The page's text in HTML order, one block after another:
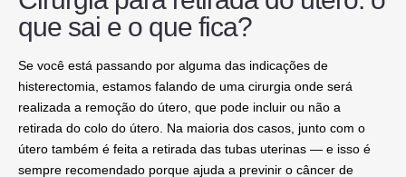
que sai e o que fica?
Se você está passando por alguma das indicações de
histerectomia, estamos falando de uma cirurgia onde será
realizada a remoção do útero, que pode incluir ou não a
retirada do colo do útero. Na maioria dos casos, junto com o
útero também é feita a retirada das tubas uterinas — e isso é
sempre recomendado porque ajuda a previnir o câncer de